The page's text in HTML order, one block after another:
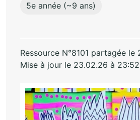
5e année (~9 ans)
Ressource N°8101 partagée le
Mise à jour le 23.02.26 à 23:52